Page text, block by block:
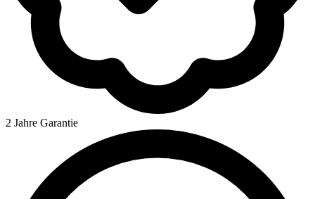
2 Jahre Garantie